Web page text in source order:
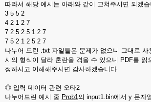
따라서 해당 예시는 아래와 같이 고쳐주시면 되겠습
3 5 5 2
4 2 1 2 7
7 2 5 2 5 1 2 7
7 5 2 1 2 5 2 7
나누어 드린 .txt 파일들은 문제가 없으니 그대로 사
시의 형식이 달라 혼란을 겪을 수 있으니 PDF를 읽
정하시고 이해해주시면 감사하겠습니다.
◎ 입력 데이터 관련 오타2
나누어드린 예시 중 Prob1의 input1.bin에서 y 문자